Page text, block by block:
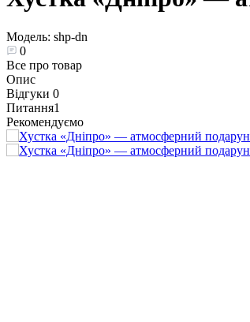
Модель: shp-dn
0
Все про товар
Опис
Відгуки 0
Питання1
Рекомендуємо